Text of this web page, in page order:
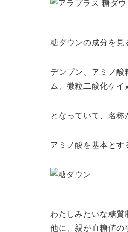
糖ダウンの成分を見
デンプン、アミノ
ム、微粒二酸化ケイ
となっていて、名称
アミノ酸を基本とす
わたしみたいな糖質
他に、親が血糖値の